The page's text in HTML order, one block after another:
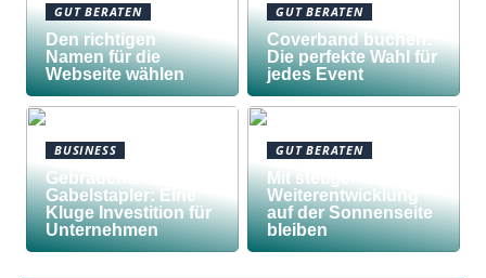
GUT BERATEN
Den richtigen
Namen für die
Webseite wählen
GUT BERATEN
Coverband buchen:
Die perfekte Wahl für
jedes Event
BUSINESS
Gebrauchte
Gabelstapler: Eine
Kluge Investition für
Unternehmen
GUT BERATEN
Mit stetiger
Weiterentwicklung
auf der Sonnenseite
bleiben